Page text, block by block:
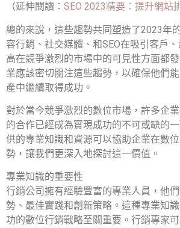
（延伸閱讀： SEO 2023精要：提升網站
總的來說，這些趨勢共同塑造了2023年
容行銷、社交媒體、和SEO在吸引客戶
高在競爭激烈的市場中的可見性方面都
業應該密切關注這些趨勢，以確保他們
產中繼續取得成功。
對於當今競爭激烈的數位市場，許多企
的合作已經成為實現成功的不可或缺的
供的專業知識和資源可以協助企業在數
勢，讓我們更深入地探討這一價值。
專業知識的重要性
行銷公司擁有經驗豐富的專業人員，他
勢、最佳實踐和創新策略。這種專業知
功的數位行銷戰略至關重要。行銷專家